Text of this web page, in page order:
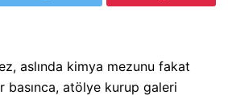
aslında kimya mezunu fakat
basınca, atölye kurup galeri